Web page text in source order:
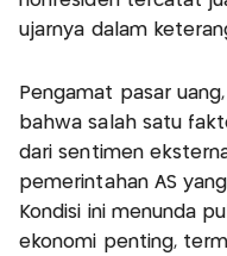
ujarnya dalam
Pengamat pasar
bahwa salah satu
dari sentimen
pemerintahan AS
Kondisi ini menunda
ekonomi penting,